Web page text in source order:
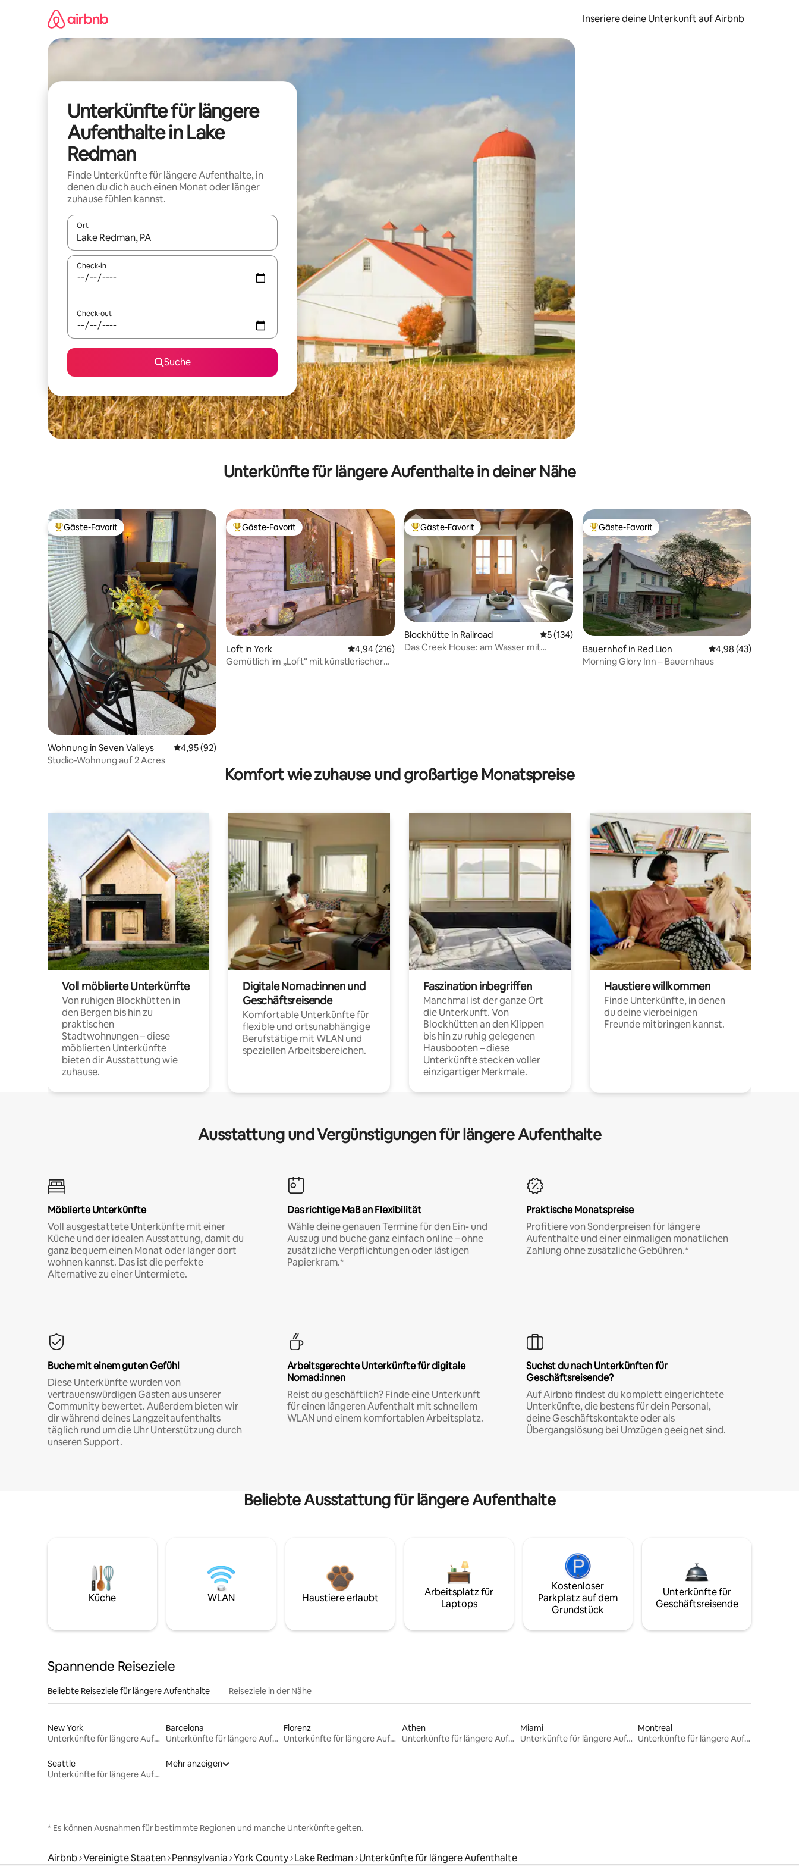
Inseriere deine Unterkunft auf Airbnb
Unterkünfte für längere
Aufenthalte in Lake
Redman
Finde Unterkünfte für längere Aufenthalte, in
denen du dich auch einen Monat oder länger
zuhause fühlen kannst.
Ort
Wenn Ergebnisse verfügbar sind, navigiere mit den Pfeiltasten nach oben und unten oder erkunde die Ergebnisse durch Berühren oder Wischgesten.
Check-in
Check-out
Suche
Unterkünfte für längere Aufenthalte in deiner Nähe
Beliebter Gäste-Favorit.
Gäste-Favorit
Wohnung in Seven Valleys Durchschnittliche Bewertung: 4,95 von 5, 92 Bewertungen
4,95 (92)
Studio-Wohnung auf 2 Acres
Beliebter Gäste-Favorit.
Gäste-Favorit
Loft in York Durchschnittliche Bewertung: 4,94 von 5, 216 Bewertungen
4,94 (216)
Gemütlich im „Loft“ mit künstlerischer
Beliebter Gäste-Favorit.
Gäste-Favorit
Blockhütte in Railroad Durchschnittliche Bewertung: 5 von 5, 134 Bewertungen
5 (134)
Das Creek House: am Wasser mit
Beliebter Gäste-Favorit.
Gäste-Favorit
Bauernhof in Red Lion Durchschnittliche
4,98 (43)
Morning Glory Inn – Bauernhaus
Komfort wie zuhause und großartige Monatspreise
Voll möblierte Unterkünfte
Von ruhigen Blockhütten in
den Bergen bis hin zu
praktischen
Stadtwohnungen – diese
möblierten Unterkünfte
bieten dir Ausstattung wie
zuhause.
Digitale Nomad:innen und
Geschäftsreisende
Komfortable Unterkünfte für
flexible und ortsunabhängige
Berufstätige mit WLAN und
speziellen Arbeitsbereichen.
Faszination inbegriffen
Manchmal ist der ganze Ort
die Unterkunft. Von
Blockhütten an den Klippen
bis hin zu ruhig gelegenen
Hausbooten – diese
Unterkünfte stecken voller
einzigartiger Merkmale.
Haustiere willkommen
Finde Unterkünfte, in denen
du deine vierbeinigen
Freunde mitbringen kannst.
Ausstattung und Vergünstigungen für längere Aufenthalte
Möblierte Unterkünfte
Voll ausgestattete Unterkünfte mit einer
Küche und der idealen Ausstattung, damit du
ganz bequem einen Monat oder länger dort
wohnen kannst. Das ist die perfekte
Alternative zu einer Untermiete.
Das richtige Maß an Flexibilität
Wähle deine genauen Termine für den Ein- und
Auszug und buche ganz einfach online – ohne
zusätzliche Verpflichtungen oder lästigen
Papierkram.*
Praktische Monatspreise
Profitiere von Sonderpreisen für längere
Aufenthalte und einer einmaligen monatlichen
Zahlung ohne zusätzliche Gebühren.*
Buche mit einem guten Gefühl
Diese Unterkünfte wurden von
vertrauenswürdigen Gästen aus unserer
Community bewertet. Außerdem bieten wir
dir während deines Langzeitaufenthalts
täglich rund um die Uhr Unterstützung durch
unseren Support.
Arbeitsgerechte Unterkünfte für digitale
Nomad:innen
Reist du geschäftlich? Finde eine Unterkunft
für einen längeren Aufenthalt mit schnellem
WLAN und einem komfortablen Arbeitsplatz.
Suchst du nach Unterkünften für
Geschäftsreisende?
Auf Airbnb findest du komplett eingerichtete
Unterkünfte, die bestens für dein Personal,
deine Geschäftskontakte oder als
Übergangslösung bei Umzügen geeignet sind.
Beliebte Ausstattung für längere Aufenthalte
Küche WLAN Haustiere erlaubt
Arbeitsplatz für
Laptops
Kostenloser
Parkplatz auf dem
Grundstück
Unterkünfte für
Geschäftsreisende
Spannende Reiseziele
Beliebte Reiseziele für längere Aufenthalte Reiseziele in der Nähe
New York
Unterkünfte für längere Aufenthalte
Barcelona
Unterkünfte für längere Aufenthalte
Florenz
Unterkünfte für längere Aufenthalte
Athen
Unterkünfte für längere Aufenthalte
Miami
Unterkünfte für längere Aufenthalte
Montreal
Unterkünfte für längere Aufenthalte
Seattle
Unterkünfte für längere Aufenthalte
Mehr anzeigen
* Es können Ausnahmen für bestimmte Regionen und manche Unterkünfte gelten.
Airbnb Vereinigte Staaten Pennsylvania York County Lake Redman Unterkünfte für längere Aufenthalte